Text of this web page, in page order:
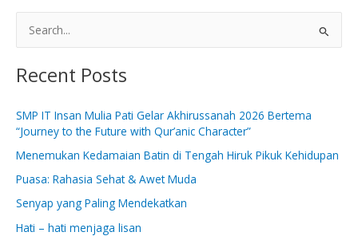
a
c
h
f
o
r
:
Recent Posts
SMP IT Insan Mulia Pati Gelar Akhirussanah 2026 Bertema
“Journey to the Future with Qur’anic Character”
Menemukan Kedamaian Batin di Tengah Hiruk Pikuk Kehidupan
Puasa: Rahasia Sehat & Awet Muda
Senyap yang Paling Mendekatkan
Hati – hati menjaga lisan